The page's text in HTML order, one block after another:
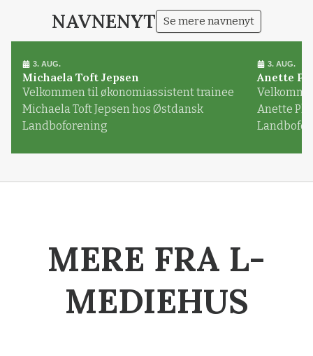
NAVNENYT Se mere navnenyt
3. AUG.
Michaela Toft Jepsen
Velkommen til økonomiassistent trainee
Michaela Toft Jepsen hos Østdansk
Landboforening
3. AUG.
Anette
Anette
MERE FRA L-
MEDIEHUS